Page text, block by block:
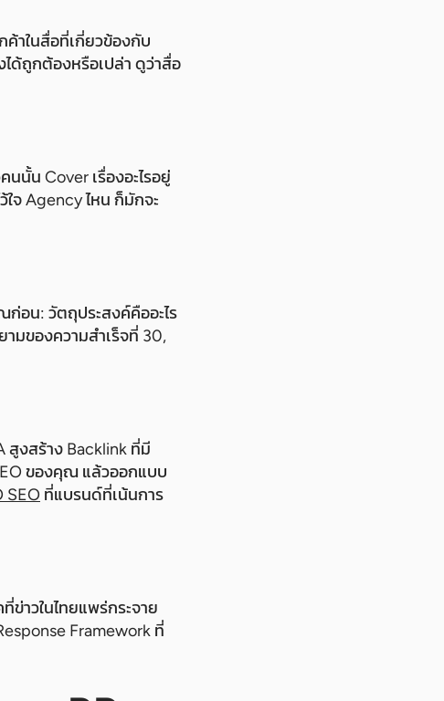
ค้าในสื่อที่เกี่ยวข้องกับ
ด้ถูกต้องหรือเปล่า ดูว่าสื่อ
นั้น Cover เรื่องอะไรอยู่
จ Agency ไหน ก็มักจะ
อน: วัตถุประสงค์คืออะไร
ามของความสำเร็จที่ 30,
สูงสร้าง Backlink ที่มี
ของคุณ แล้วออกแบบ
SEO ที่แบรนด์ที่เน้นการ
ข่าวในไทยแพร่กระจาย
Framework ที่